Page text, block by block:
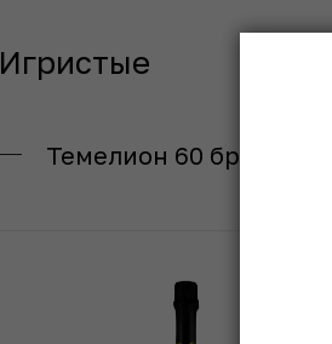
Игристые
Темелион 60 брют